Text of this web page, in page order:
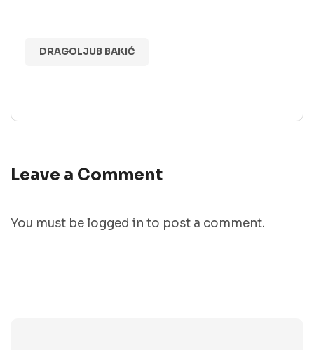
DRAGOLJUB BAKIĆ
Leave a Comment
You must belogged in to post a comment.